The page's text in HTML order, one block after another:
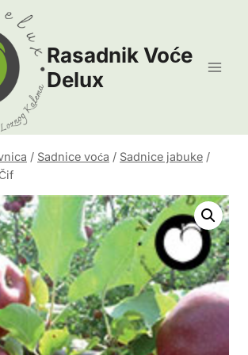
Rasadnik Voće
Delux
/ Sadnice voća / Sadnice jabuke /